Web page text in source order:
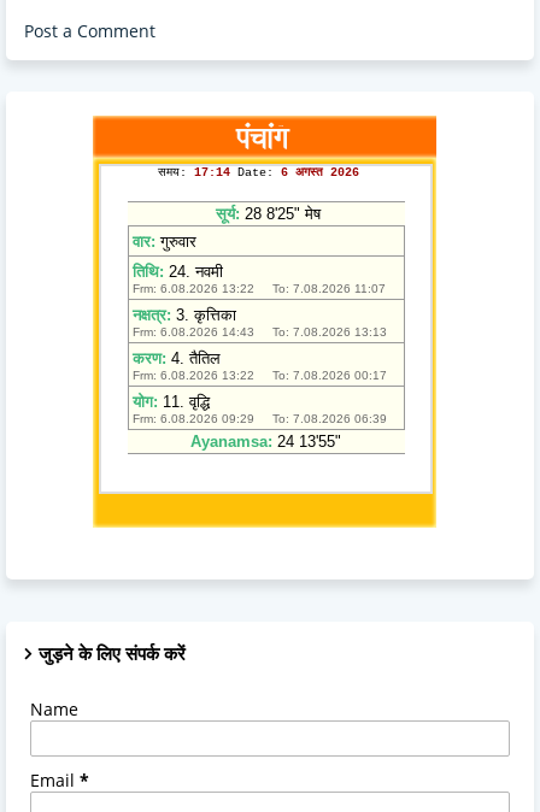
Post a Comment
जुड़ने के लिए संपर्क करें
Name
Email *